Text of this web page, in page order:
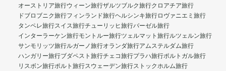
オーストリア旅行ウィーン旅行ザルツブルク旅行クロアチア旅行
ドブロブニク旅行フィンランド旅行ヘルシンキ旅行ロヴァニエミ旅行
タンペレ旅行スイス旅行チューリッヒ旅行バーゼル旅行
インターラーケン旅行モントルー旅行ツェルマット旅行ルツェルン旅行
サンモリッツ旅行ルガーノ旅行オランダ旅行アムステルダム旅行
ハンガリー旅行ブダペスト旅行チェコ旅行プラハ旅行ポルトガル旅行
リスボン旅行ポルト旅行スウェーデン旅行ストックホルム旅行